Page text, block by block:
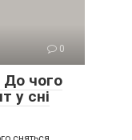
0
До чого
у сні